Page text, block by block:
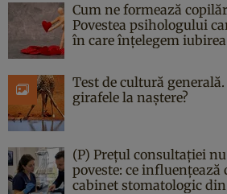
Cum ne formează
Povestea psihologului
în care înțelegem iubirea
Test de cultură
girafele la naștere?
(P) Prețul consultației
poveste: ce
cabinet stomatologic